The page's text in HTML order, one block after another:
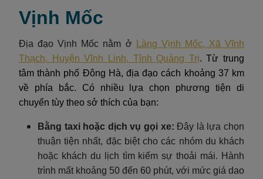
Vịnh Mốc
Địa đạo Vịnh Mốc nằm ở
Làng Vịnh Mốc, Xã Vĩnh
Thạch, Huyện Vĩnh Linh, Tỉnh Quảng Trị. Từ trung
tâm thành phố Đông Hà, địa đạo cách khoảng 37 km
về phía bắc. Có nhiều lựa chọn phương tiện di
chuyển tùy theo sở thích của bạn:
Bằng taxi hoặc dịch vụ gọi xe:Đây là lựa chọn
thuận tiện nhất, đặc biệt cho các nhóm du khách
hoặc khách du lịch tìm kiếm sự thoải mái. Hành
trình mất khoảng 50 đến 60 phút, với mức giá dao